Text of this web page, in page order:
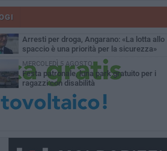
Due auto incendiate nella notte in via Dieta
SABATO 1 AGOSTO
Arresti per droga, Angarano: «La lotta allo
spaccio è una priorità per la sicurezza»
MERCOLEDÌ 5 AGOSTO
Festa patronale, luna park gratuito per i
ragazzi con disabilità